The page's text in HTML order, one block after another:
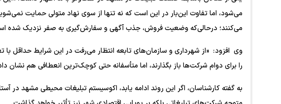
می‌شود، اما تفاوت این‌بار در این است که نه تنها از سوی نهاد متولی حمایت
می‌کنند؛ درحالی‌که وضعیت فروش، جذب آگهی و سفارش‌گیری به صفر نزدیک شده
وی افزود: «از شهرداری و سازمان‌های تابعه انتظار می‌رفت در این شرایط حداقل با
را برای دوام شرکت‌ها باز بگذارند، اما متأسفانه حتی کوچک‌ترین انعطافی هم نشان
به گفته کارشناسان، اگر این روند ادامه یابد، اکوسیستم تبلیغات محیطی مشهد در